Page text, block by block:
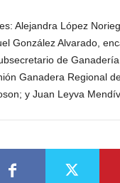
Alejandra López
González Alvarado,
de
Ganadera Regional
y Juan Leyva